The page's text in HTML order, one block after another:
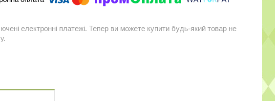
електронні платежі. Тепер ви можете купити будь-який товар не